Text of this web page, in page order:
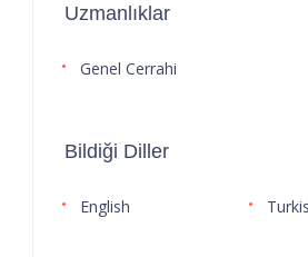
Uzmanlıklar
Genel Cerrahi
Bildiği Diller
English